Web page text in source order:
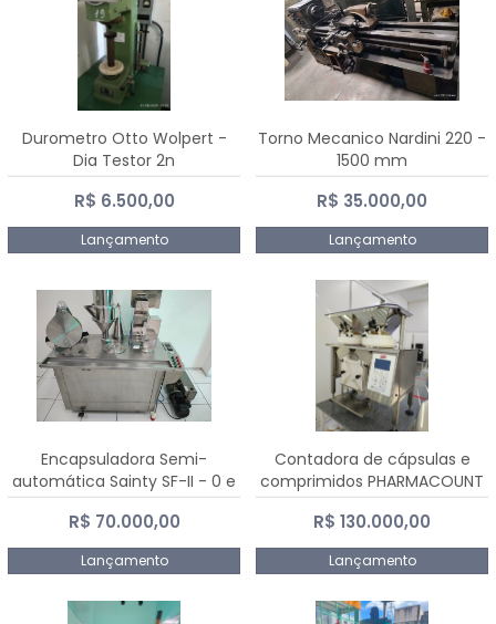
Durometro Otto Wolpert -
Dia Testor 2n
R$ 6.500,00
Lançamento
Torno Mecanico Nardini 220 -
1500 mm
R$ 35.000,00
Lançamento
Encapsuladora Semi-
automática Sainty SF-II - 0 e
00
R$ 70.000,00
Lançamento
Contadora de cápsulas e
comprimidos PHARMACOUNT
- 2-2R3
R$ 130.000,00
Lançamento